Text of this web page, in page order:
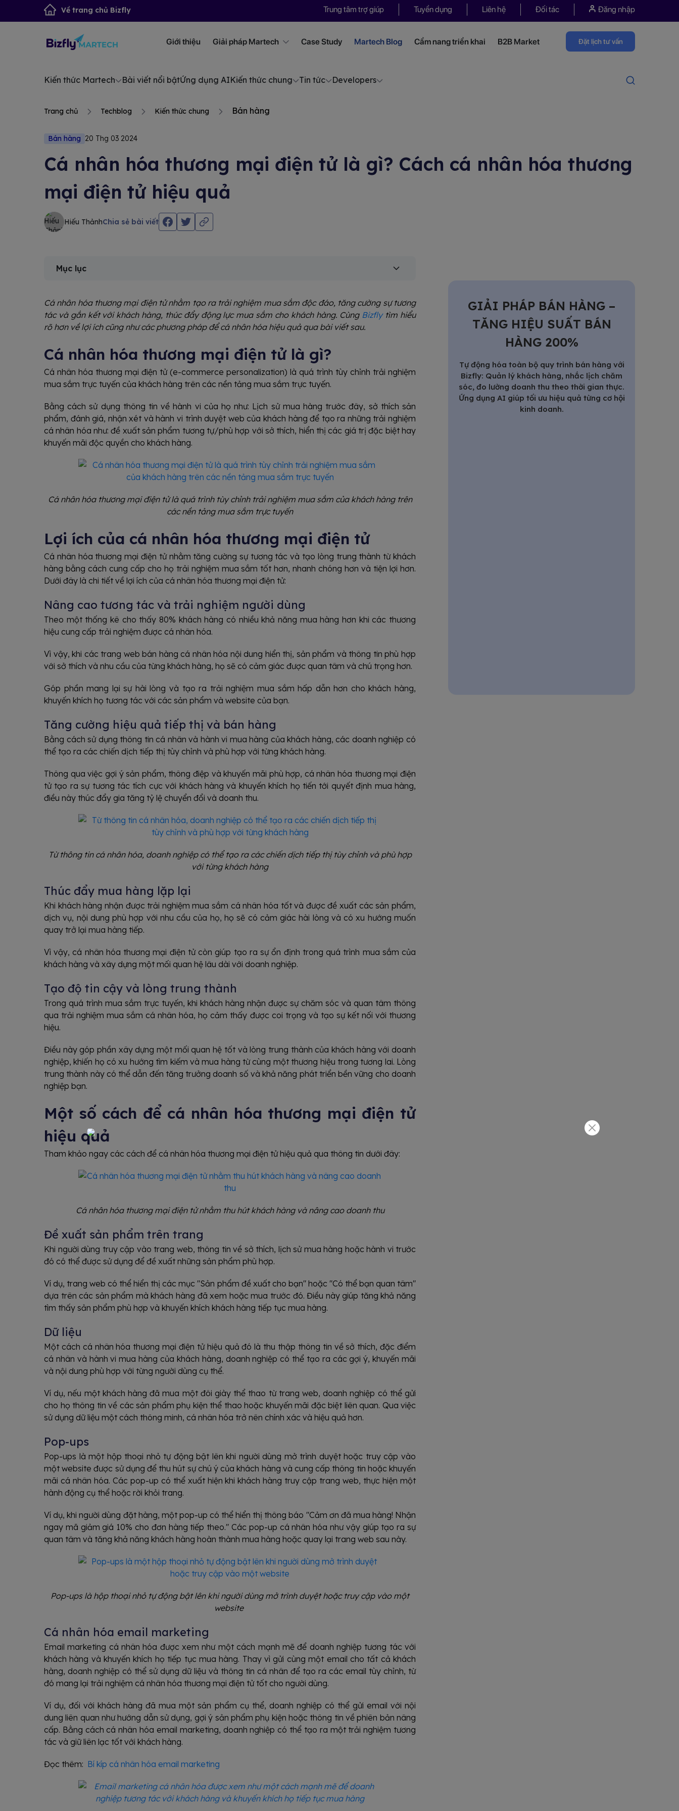
Về trang chủ Bizfly Trung tâm trợ giúp Tuyển dụng Liên hệ Đối tác Đăng nhập
Giới thiệu Giải pháp Martech Case Study Martech Blog Cẩm nang triển khai B2B Market Đặt lịch tư vấn
Kiến thức Martech Bài viết nổi bậtỨng dụng AIKiến thức chung Tin tức Developers
Trang chủ Techblog Kiến thức chung Bán hàng
Bán hàng 20 Thg 03 2024
Cá nhân hóa thương mại điện tử là gì? Cách cá nhân hóa thương
mại điện tử hiệu quả
Hiếu ThảnhChia sẻ bài viết
Mục lục
Cá nhân hóa thương mại điện tử nhằm tạo ra trải nghiệm mua sắm độc đáo, tăng cường sự tương
tác và gắn kết với khách hàng, thúc đẩy động lực mua sắm cho khách hàng. Cùng Bizflytìm hiểu
rõ hơn về lợi ích cũng như các phương pháp để cá nhân hóa hiệu quả qua bài viết sau.
Cá nhân hóa thương mại điện tử là gì?
Cá nhân hóa thương mại điện tử (e-commerce personalization) là quá trình tùy chỉnh trải nghiệm
mua sắm trực tuyến của khách hàng trên các nền tảng mua sắm trực tuyến.
Bằng cách sử dụng thông tin về hành vi của họ như: Lịch sử mua hàng trước đây, sở thích sản
phẩm, đánh giá, nhận xét và hành vi trình duyệt web của khách hàng để tạo ra những trải nghiệm
cá nhân hóa như: đề xuất sản phẩm tương tự/phù hợp với sở thích, hiển thị các giá trị đặc biệt hay
khuyến mãi độc quyền cho khách hàng.
Cá nhân hóa thương mại điện tử là quá trình tùy chỉnh trải nghiệm mua sắm của khách hàng trên
các nền tảng mua sắm trực tuyến
Lợi ích của cá nhân hóa thương mại điện tử
Cá nhân hóa thương mại điện tử nhằm tăng cường sự tương tác và tạo lòng trung thành từ khách
hàng bằng cách cung cấp cho họ trải nghiệm mua sắm tốt hơn, nhanh chóng hơn và tiện lợi hơn.
Dưới đây là chi tiết về lợi ích của cá nhân hóa thương mại điện tử:
Nâng cao tương tác và trải nghiệm người dùng
Theo một thống kê cho thấy 80% khách hàng có nhiều khả năng mua hàng hơn khi các thương
hiệu cung cấp trải nghiệm được cá nhân hóa.
Vì vậy, khi các trang web bán hàng cá nhân hóa nội dung hiển thị, sản phẩm và thông tin phù hợp
với sở thích và nhu cầu của từng khách hàng, họ sẽ có cảm giác được quan tâm và chú trọng hơn.
Góp phần mang lại sự hài lòng và tạo ra trải nghiệm mua sắm hấp dẫn hơn cho khách hàng,
khuyến khích họ tương tác với các sản phẩm và website của bạn.
Tăng cường hiệu quả tiếp thị và bán hàng
Bằng cách sử dụng thông tin cá nhân và hành vi mua hàng của khách hàng, các doanh nghiệp có
thể tạo ra các chiến dịch tiếp thị tùy chỉnh và phù hợp với từng khách hàng.
Thông qua việc gợi ý sản phẩm, thông điệp và khuyến mãi phù hợp, cá nhân hóa thương mại điện
tử tạo ra sự tương tác tích cực với khách hàng và khuyến khích họ tiến tới quyết định mua hàng,
điều này thúc đẩy gia tăng tỷ lệ chuyển đổi và doanh thu.
Từ thông tin cá nhân hóa, doanh nghiệp có thể tạo ra các chiến dịch tiếp thị tùy chỉnh và phù hợp
với từng khách hàng
Thúc đẩy mua hàng lặp lại
Khi khách hàng nhận được trải nghiệm mua sắm cá nhân hóa tốt và được đề xuất các sản phẩm,
dịch vụ, nội dung phù hợp với nhu cầu của họ, họ sẽ có cảm giác hài lòng và có xu hướng muốn
quay trở lại mua hàng tiếp.
Vì vậy, cá nhân hóa thương mại điện tử còn giúp tạo ra sự ổn định trong quá trình mua sắm của
khách hàng và xây dựng một mối quan hệ lâu dài với doanh nghiệp.
Tạo độ tin cậy và lòng trung thành
Trong quá trình mua sắm trực tuyến, khi khách hàng nhận được sự chăm sóc và quan tâm thông
qua trải nghiệm mua sắm cá nhân hóa, họ cảm thấy được coi trọng và tạo sự kết nối với thương
hiệu.
Điều này góp phần xây dựng một mối quan hệ tốt và lòng trung thành của khách hàng với doanh
nghiệp, khiến họ có xu hướng tìm kiếm và mua hàng từ cùng một thương hiệu trong tương lai. Lòng
trung thành này có thể dẫn đến tăng trưởng doanh số và khả năng phát triển bền vững cho doanh
nghiệp bạn.
Một số cách để cá nhân hóa thương mại điện tử
hiệu quả
Tham khảo ngay các cách để cá nhân hóa thương mại điện tử hiệu quả qua thông tin dưới đây:
Cá nhân hóa thương mại điện tử nhằm thu hút khách hàng và nâng cao doanh thu
Đề xuất sản phẩm trên trang
Khi người dùng truy cập vào trang web, thông tin về sở thích, lịch sử mua hàng hoặc hành vi trước
đó có thể được sử dụng để đề xuất những sản phẩm phù hợp.
Ví dụ, trang web có thể hiển thị các mục "Sản phẩm đề xuất cho bạn" hoặc "Có thể bạn quan tâm"
dựa trên các sản phẩm mà khách hàng đã xem hoặc mua trước đó. Điều này giúp tăng khả năng
tìm thấy sản phẩm phù hợp và khuyến khích khách hàng tiếp tục mua hàng.
Dữ liệu
Một cách cá nhân hóa thương mại điện tử hiệu quả đó là thu thập thông tin về sở thích, đặc điểm
cá nhân và hành vi mua hàng của khách hàng, doanh nghiệp có thể tạo ra các gợi ý, khuyến mãi
và nội dung phù hợp với từng người dùng cụ thể.
Ví dụ, nếu một khách hàng đã mua một đôi giày thể thao từ trang web, doanh nghiệp có thể gửi
cho họ thông tin về các sản phẩm phụ kiện thể thao hoặc khuyến mãi đặc biệt liên quan. Qua việc
sử dụng dữ liệu một cách thông minh, cá nhân hóa trở nên chính xác và hiệu quả hơn.
Pop-ups
Pop-ups là một hộp thoại nhỏ tự động bật lên khi người dùng mở trình duyệt hoặc truy cập vào
một website được sử dụng để thu hút sự chú ý của khách hàng và cung cấp thông tin hoặc khuyến
mãi cá nhân hóa. Các pop-up có thể xuất hiện khi khách hàng truy cập trang web, thực hiện một
hành động cụ thể hoặc rời khỏi trang.
Ví dụ, khi người dùng đặt hàng, một pop-up có thể hiển thị thông báo "Cảm ơn đã mua hàng! Nhận
ngay mã giảm giá 10% cho đơn hàng tiếp theo." Các pop-up cá nhân hóa như vậy giúp tạo ra sự
quan tâm và tăng khả năng khách hàng hoàn thành mua hàng hoặc quay lại trang web sau này.
Pop-ups là hộp thoại nhỏ tự động bật lên khi người dùng mở trình duyệt hoặc truy cập vào một
website
Cá nhân hóa email marketing
Email marketing cá nhân hóa được xem như một cách mạnh mẽ để doanh nghiệp tương tác với
khách hàng và khuyến khích họ tiếp tục mua hàng. Thay vì gửi cùng một email cho tất cả khách
hàng, doanh nghiệp có thể sử dụng dữ liệu và thông tin cá nhân để tạo ra các email tùy chỉnh, từ
đó mang lại trải nghiệm cá nhân hóa thương mại điện tử tốt cho người dùng.
Ví dụ, đối với khách hàng đã mua một sản phẩm cụ thể, doanh nghiệp có thể gửi email với nội
dung liên quan như hướng dẫn sử dụng, gợi ý sản phẩm phụ kiện hoặc thông tin về phiên bản nâng
cấp. Bằng cách cá nhân hóa email marketing, doanh nghiệp có thể tạo ra một trải nghiệm tương
tác và giữ liên lạc tốt với khách hàng.
Đọc thêm: Bí kíp cá nhân hóa email marketing
GIẢI PHÁP BÁN HÀNG –
TĂNG HIỆU SUẤT BÁN
HÀNG 200%
Tự động hóa toàn bộ quy trình bán hàng với
Bizfly: Quản lý khách hàng, nhắc lịch chăm
sóc, đo lường doanh thu theo thời gian thực.
Ứng dụng AI giúp tối ưu hiệu quả từng cơ hội
kinh doanh.